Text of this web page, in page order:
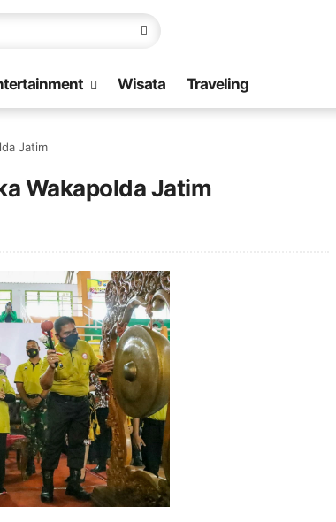
Wisata Traveling
Jatim
Wakapolda Jatim